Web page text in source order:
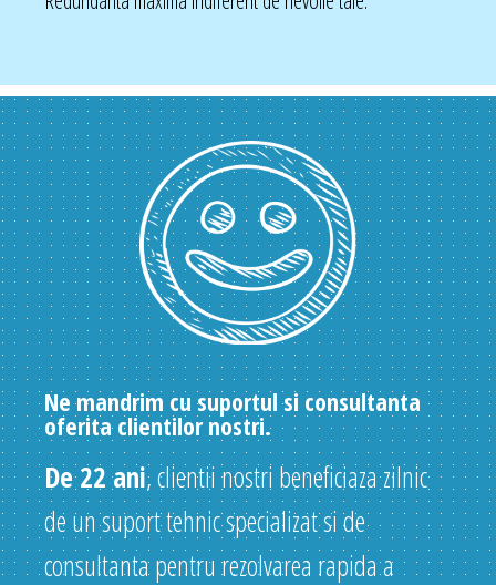
Ne mandrim cu suportul si consultanta
oferita clientilor nostri.
De 22 ani, clientii nostri beneficiaza zilnic
de un suport tehnic specializat si de
consultanta pentru rezolvarea rapida a